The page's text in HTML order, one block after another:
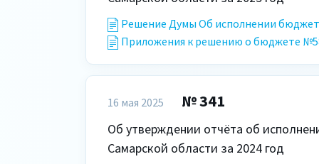
Решение Думы Об исполнении
Приложения к решению о бюджете
16 мая 2025 № 341
Об утверждении отчёта об